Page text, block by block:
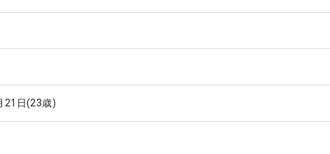
21日(23歳)